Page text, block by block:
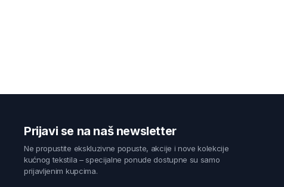
Prijavi se na naš newsletter
Ne propustite ekskluzivne popuste, akcije i nove kolekcije
kućnog tekstila – specijalne ponude dostupne su samo
prijavljenim kupcima.